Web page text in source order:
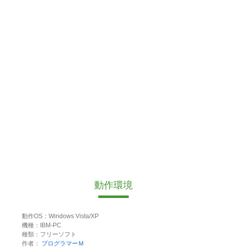
動作環境
動作OS：Windows Vista/XP
機種：IBM-PC
種類：フリーソフト
作者：
プログラマーＭ